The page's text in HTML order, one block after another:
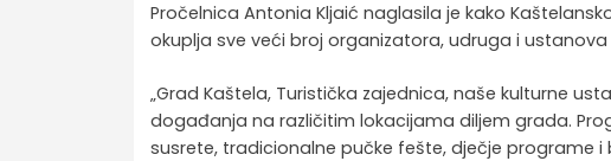
Pročelnica Antonia Kljaić naglasila je kako
okuplja sve veći broj organizatora, udruga i ustanova
„Grad Kaštela, Turistička zajednica, naše kulturne
događanja na različitim lokacijama diljem grada.
susrete, tradicionalne pučke fešte, dječje programe